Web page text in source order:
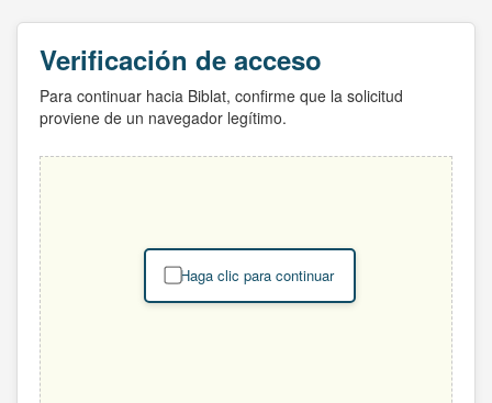
Verificación de acceso
Para continuar hacia Biblat, confirme que la solicitud
proviene de un navegador legítimo.
Haga clic para continuar